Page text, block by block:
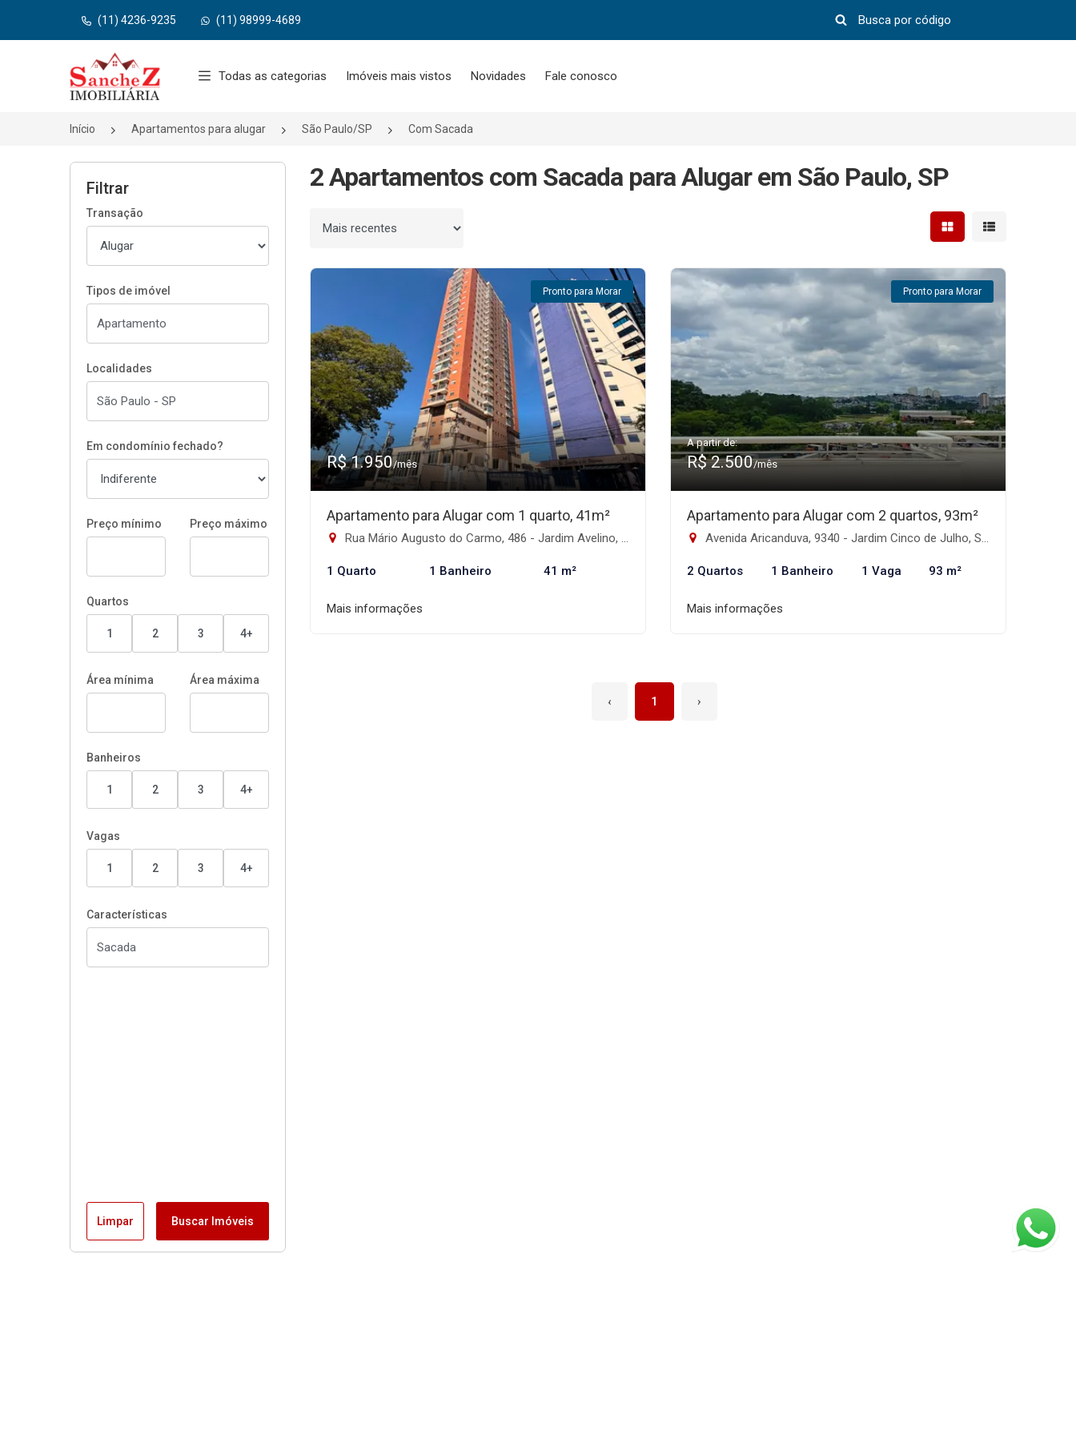
(11) 4236-9235 (11) 98999-4689
Página inicial
Todas as categorias Imóveis mais vistos Novidades Fale conosco
Início Apartamentos para alugar São Paulo/SP Com Sacada
Filtrar
Transação
Tipos de imóvel
Localidades
Em condomínio fechado?
Preço mínimo Preço máximo
Quartos
1 2 3 4+
Área mínima Área máxima
Banheiros
1 2 3 4+
Vagas
1 2 3 4+
Características
Limpar Buscar Imóveis
2 Apartamentos com Sacada para Alugar em São Paulo, SP
Ordenar por Mostrar resultados em
Mostrar
Pronto para Morar
R$ 1.950/mês
Apartamento para Alugar com 1 quarto, 41m²
Rua Mário Augusto do Carmo, 486 - Jardim Avelino, São Paulo-SP
1 Quarto 1 Banheiro 41 m²
Mais informações
Pronto para Morar
A partir de:
R$ 2.500/mês
Apartamento para Alugar com 2 quartos, 93m²
Avenida Aricanduva, 9340 - Jardim Cinco de Julho, São Paulo-SP
2 Quartos 1 Banheiro 1 Vaga 93 m²
Mais informações
‹ 1 ›